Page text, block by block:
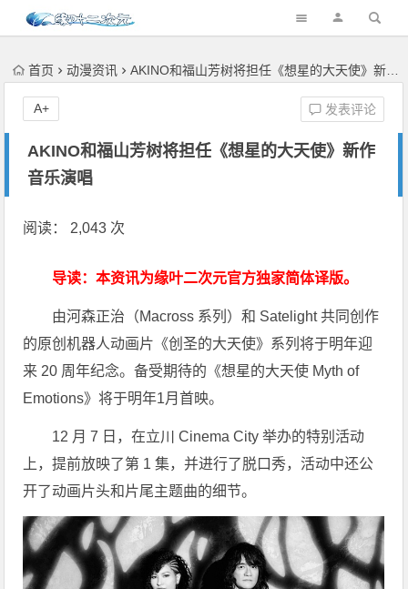
首页 动漫资讯 AKINO和福山芳树将担任《想星的大天使》新作音乐演唱
AKINO和福山芳树将担任《想星的大天使》新作
音乐演唱
发表评论
A+
阅读： 2,043 次
导读：本资讯为缘叶二次元官方独家简体译版。
由河森正治（Macross 系列）和 Satelight 共同创作
的原创机器人动画片《创圣的大天使》系列将于明年迎
来 20 周年纪念。备受期待的《想星的大天使 Myth of
Emotions》将于明年1月首映。
12 月 7 日，在立川 Cinema City 举办的特别活动
上，提前放映了第 1 集，并进行了脱口秀，活动中还公
开了动画片头和片尾主题曲的细节。